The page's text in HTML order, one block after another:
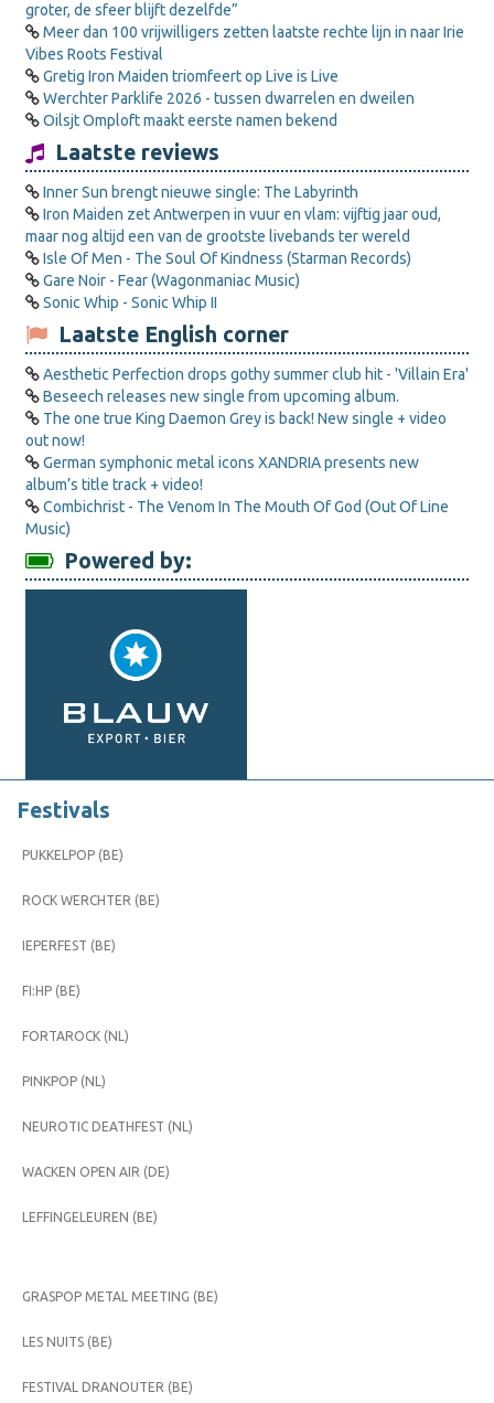
groter, de sfeer blijft dezelfde”
Meer dan 100 vrijwilligers zetten laatste rechte lijn in naar Irie
Vibes Roots Festival
Gretig Iron Maiden triomfeert op Live is Live
Werchter Parklife 2026 - tussen dwarrelen en dweilen
Oilsjt Omploft maakt eerste namen bekend
Laatste reviews
Inner Sun brengt nieuwe single: The Labyrinth
Iron Maiden zet Antwerpen in vuur en vlam: vijftig jaar oud,
maar nog altijd een van de grootste livebands ter wereld
Isle Of Men - The Soul Of Kindness (Starman Records)
Gare Noir - Fear (Wagonmaniac Music)
Sonic Whip - Sonic Whip II
Laatste English corner
Aesthetic Perfection drops gothy summer club hit - 'Villain Era'
Beseech releases new single from upcoming album.
The one true King Daemon Grey is back! New single + video
out now!
German symphonic metal icons XANDRIA presents new
album’s title track + video!
Combichrist - The Venom In The Mouth Of God (Out Of Line
Music)
Powered by:
Festivals
PUKKELPOP (BE)
ROCK WERCHTER (BE)
IEPERFEST (BE)
FI:HP (BE)
FORTAROCK (NL)
PINKPOP (NL)
NEUROTIC DEATHFEST (NL)
WACKEN OPEN AIR (DE)
LEFFINGELEUREN (BE)
GRASPOP METAL MEETING (BE)
LES NUITS (BE)
FESTIVAL DRANOUTER (BE)